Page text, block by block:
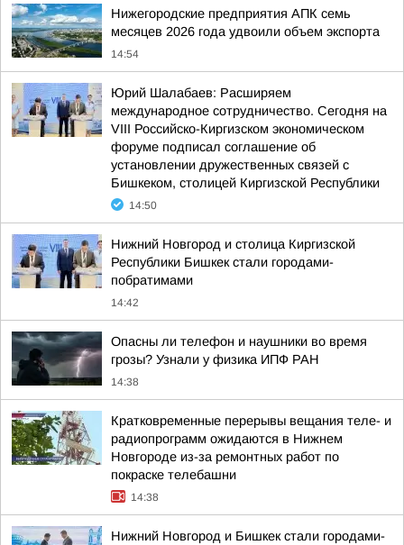
Нижегородские предприятия АПК семь
месяцев 2026 года удвоили объем экспорта
14:54
Юрий Шалабаев: Расширяем
международное сотрудничество. Сегодня на
VIII Российско-Киргизском экономическом
форуме подписал соглашение об
установлении дружественных связей с
Бишкеком, столицей Киргизской Республики
14:50
Нижний Новгород и столица Киргизской
Республики Бишкек стали городами-
побратимами
14:42
Опасны ли телефон и наушники во время
грозы? Узнали у физика ИПФ РАН
14:38
Кратковременные перерывы вещания теле- и
радиопрограмм ожидаются в Нижнем
Новгороде из-за ремонтных работ по
покраске телебашни
14:38
Нижний Новгород и Бишкек стали городами-